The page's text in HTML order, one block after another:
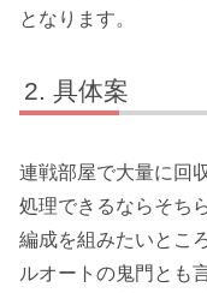
となります。
具体案
連戦部屋で大量に回
処理できるならそち
編成を組みたいとこ
ルオートの鬼門とも